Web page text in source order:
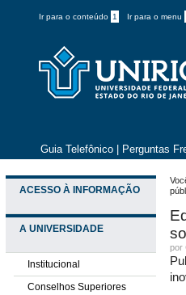
Ir para o conteúdo 1 Ir para o menu
Guia Telefônico Perguntas
ACESSO À INFORMAÇÃO
A UNIVERSIDADE
Institucional
Conselhos Superiores
por